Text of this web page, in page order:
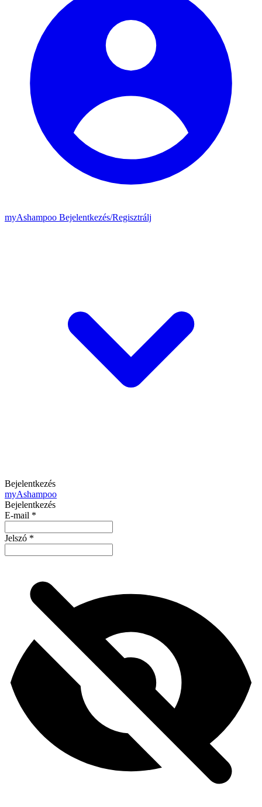
myAshampoo Bejelentkezés/Regisztrálj
Bejelentkezés
myAshampoo
Bejelentkezés
E-mail *
Jelszó *